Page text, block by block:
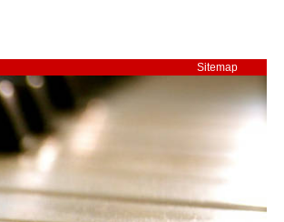
Sitemap